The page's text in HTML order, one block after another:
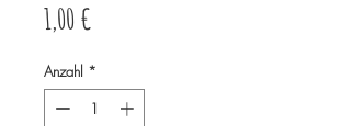
1,00 €
Anzahl *